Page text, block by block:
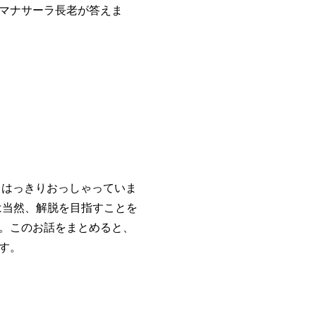
ナサーラ長老が答えま
っきりおっしゃっていま
然、解脱を目指すことを
のお話をまとめると、
。